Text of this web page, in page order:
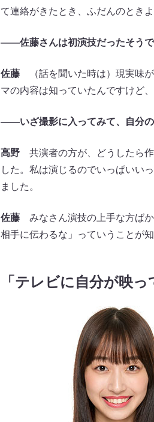
て連絡がきたとき、ふだんのとき
――佐藤さんは初演技だったそうで
佐藤（話を聞いた時は）現実味が
マの内容は知っていたんですけど
――いざ撮影に入ってみて、自分
高野共演者の方が、どうしたら作
した。私は演じるのでいっぱいい
ました。
佐藤みなさん演技の上手な方ばか
相手に伝わるな」っていうことが
「テレビに自分が映